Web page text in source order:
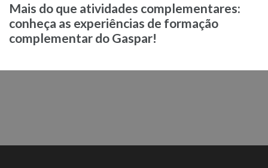
Mais do que atividades complementares:
conheça as experiências de formação
complementar do Gaspar!